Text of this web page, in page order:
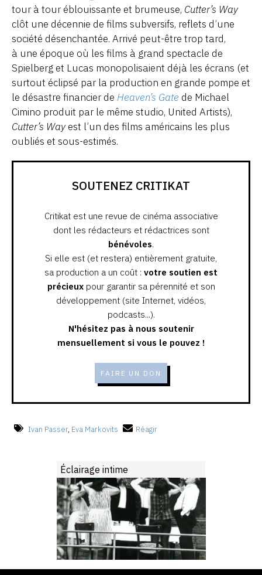
tour à tour éblouissante et brumeuse, Cutter’s Way
clôt une décennie de films subversifs, reflets d’une
société désenchantée. Arrivé peut-être trop tard,
à une époque où les films à grand spectacle de
Spielberg et Lucas monopolisaient déjà les écrans (et
surtout éclipsé par la production en grande pompe et
le désastre financier de Heaven’s Gate de Michael
Cimino produit par le même studio, United Artists),
Cutter’s Wayest l’un des films américains les plus
oubliés et sous-estimés.
SOUTENEZ CRITIKAT
Critikat est une revue de cinéma associative
dont les rédacteurs et rédactrices sont
bénévoles.
Si elle est (et restera) entièrement gratuite,
sa production a un coût : votre soutien est
précieuxpour garantir sa pérennité et son
développement (site Internet, vidéos,
podcasts...).
N'hésitez pas à nous soutenir
mensuellement si vous le pouvez !
FAIRE UN DON
Ivan Passer, Eva Markovits Réagir
Éclairage intime